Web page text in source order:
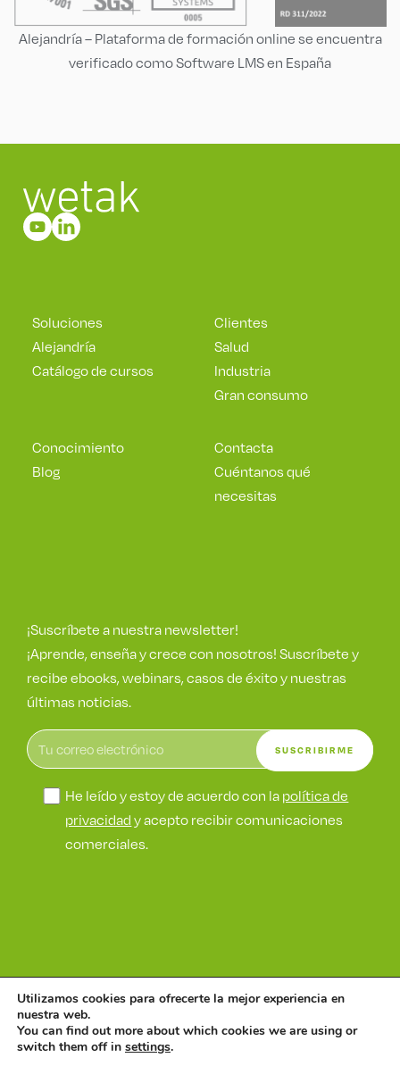
Alejandría – Plataforma de formación online se encuentra
verificado como Software LMS en España
Soluciones
Alejandría
Catálogo de cursos
Clientes
Salud
Industria
Gran consumo
Conocimiento
Blog
Contacta
Cuéntanos qué
necesitas
¡Suscríbete a nuestra newsletter!
¡Aprende, enseña y crece con nosotros! Suscríbete y
recibe ebooks, webinars, casos de éxito y nuestras
últimas noticias.
He leído y estoy de acuerdo con la política de
privacidad y acepto recibir comunicaciones
comerciales.
©Wetak
Política de seguridad
de la información
Política de
seguridad
Política de Aviso de
Utilizamos cookies para ofrecerte la mejor experiencia en
nuestra web.
You can find out more about which cookies we are using or
switch them off in settings.